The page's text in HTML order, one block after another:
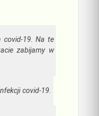
covid-19. Na te
zabijamy w
covid-19.